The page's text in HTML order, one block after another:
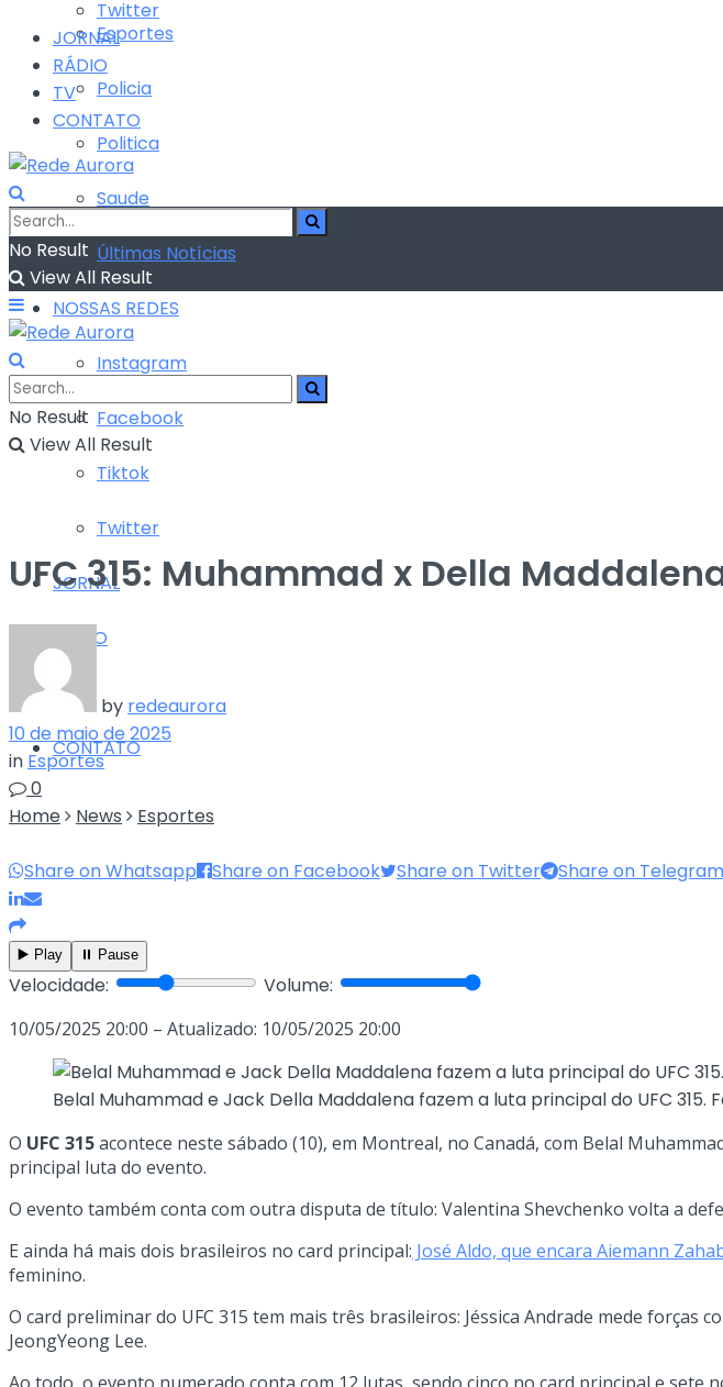
Esportes
Policia
Politica
Saude
Últimas Notícias
NOSSAS REDES
Instagram
Facebook
Tiktok
Twitter
JORNAL
RÁDIO
TV
CONTATO
Twitter
JORNAL
RÁDIO
TV
CONTATO
No Result
View All Result
No Result
View All Result
UFC 315: Muhammad x Della
by redeaurora
10 de maio de 2025
in Esportes
0
Home
News Esportes
Share on Whatsapp Share on Facebook Share on Twitter Share on Telegram
▶️ Play ⏸️ Pause
Velocidade: Volume:
10/05/2025 20:00 – Atualizado: 10/05/2025 20:00
Belal Muhammad e Jack Della Maddalena fazem a luta principal do UFC 315.
O UFC 315acontece neste sábado (10), em Montreal, no Canadá, com Belal
principal luta do evento.
O evento também conta com outra disputa de título: Valentina Shevchenko volta a
E ainda há mais dois brasileiros no card principal: José Aldo, que encara Aiemann
feminino.
O card preliminar do UFC 315 tem mais três brasileiros: Jéssica Andrade mede forças
JeongYeong Lee.
Ao todo, o evento numerado conta com 12 lutas, sendo cinco no card principal e sete